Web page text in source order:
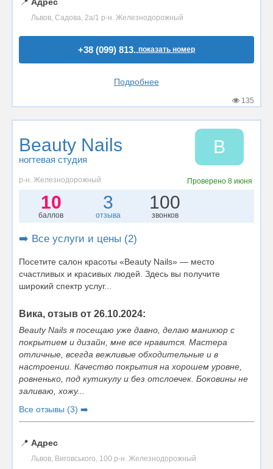
📍 Адрес
Львов, Садова, 2а/1 р-н. Железнодорожный
+38 (099) 813..показать номер
Подробнее
135
Beauty Nails
ногтевая студия
B
р-н. Железнодорожный Проверено 8 июня
10
баллов
3
отзыва
100
звонков
➡️ Все услуги и цены (2)
Посетите салон красоты «Beauty Nails» — место
счастливых и красивых людей. Здесь вы получите
широкий спектр услуг...
Вика, отзыв от 26.10.2024:
Beauty Nails я посещаю уже давно, делаю маникюр с
покрытием и дизайн, мне все нравится. Мастера
отличные, всегда вежливые обходительные и в
настроении. Качество покрытия на хорошем уровне,
ровненько, под кутикулу и без отслоечек. Боковины не
заливаю, хожу...
Все отзывы (3) ➡️
📍 Адрес
Львов, Виговського, 100 р-н. Железнодорожный